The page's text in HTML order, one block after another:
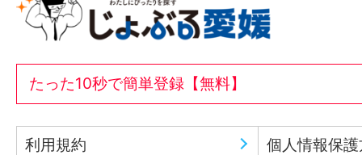
たった10秒で簡単登録【無料】
利用規約 個人情報保